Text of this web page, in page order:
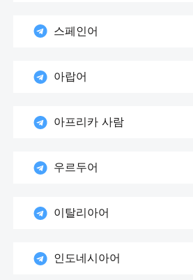
스페인어
아랍어
아프리카 사람
우르두어
이탈리아어
인도네시아어